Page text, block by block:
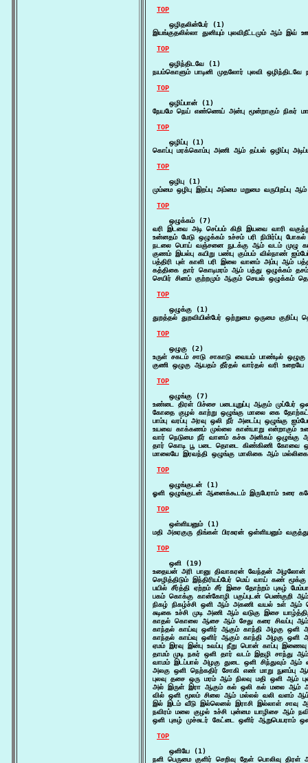
TOP
    ஒழிதலின்பேர் (1)
இயங்குதலில்லா துனியும் புலவிநீட்டமும் ஆம்
TOP
    ஒழிந்திடவே (1)
நயம்கொளும் பாடினி முதலோர் புலவி
TOP
    ஒழிப்பான் (1)
நேயமே நெய் எண்ணெய் அன்பு மூன்றாகும் நிகர்
TOP
    ஒழிப்பு (1)
கொப்பு மரக்கொம்பு அணி ஆம் தப்பல் ஒழிப்பு
TOP
    ஒழிபு (1)
மும்மை ஒழிபு இறப்பு அம்மை மறுமை
TOP
    ஒழுக்கம் (7)
வரி இடவை அடி செப்பம் கிறி இயவை வாரி
உன்னதம் மேடு ஒழுக்கம் உச்சம் பரி நிமிர்ப்பு
நடலை பொய் வஞ்சனை நுடக்கு ஆம் வடம் முழு
குணம் இயல்பு கயிறு பண்பு கும்பம் வில்நாண்
பத்திரி புள் காளி பரி இலை வானம் அம்பு ஆம்
கத்திகை தார் கொடிமரம் ஆம் பத்து ஒழுக்கம்
செயிர் சினம் குற்றமும் ஆகும் செயல்
TOP
    ஒழுக்கு (1)
துறத்தல் துறவியின்பேர் ஒற்றுமை ஒருமை
TOP
    ஒழுகு (2)
உருள் சகடம் சாடு சாகாடு வையம் பாண்டில்
குணி ஒழுகு ஆயதம் தீர்தல் வார்தல் வரி உறையே
TOP
    ஒழுங்கு (7)
உண்டை திரள் பிச்சை படையுறுப்பு ஆகும்
கோதை குழல் காற்று ஒழுங்கு மாலை கை
பாம்பு வரப்பு அரவு ஒலி நீர் அடைப்பு ஒழுங்கு
உயவை காக்கணம் முல்லை கான்யாறு என்றாகும்
வார் நெடுமை நீர் வானம் கச்சு அனிகம்
தார் கொடி பூ படை தொடை கிண்கிணி கோவை
மாலையே இரவந்தி ஒழுங்கு மாலிகை ஆம்
TOP
    ஒழுங்குடன் (1)
ஓளி ஒழுங்குடன் ஆனைக்கூடம் இருபேராம் உரை
TOP
    ஒள்ளியனும் (1)
மதி அசுரகுரு திங்கள் பிரசுரன் ஒள்ளியனும்
TOP
    ஒளி (19)
உதையன் அரி பானு திவாகரன் வேந்தன்
செழித்திடும் இந்திரியப்பேர் மெய் வாய் கண்
பயில் சீர்த்தி ஏற்றம் சீர் இசை தோற்றம் புகழ்
பகம் கொக்கு கான்கோழி பகுப்புடன் பெண்குறி
நிகழ் நிகழ்ச்சி ஒளி ஆம் அகணி வயல் உள் ஆம்
சுடிகை உச்சி முடி அணி ஆம் வடுகு இசை
காதல் கொலை ஆசை ஆம் சேது கரை சிவப்பு ஆம்
காந்தல் காய்வு ஒளிர் ஆகும் காந்தி அழகு
காந்தல் காய்வு ஒளிர் ஆகும் காந்தி அழகு
ஏமம் இரவு இன்பு உவப்பு நீறு பொன் காப்பு
தாமம் முடி நகர் ஒளி தார் வடம் இதழி சாந்து
வாமம் இடப்பால் அழகு துடை ஒளி சிந்துவும்
அலகு ஒளி நெற்கதிர் சோகி எண் மாறு
புலவு தசை ஒரு மரம் ஆம் நிலவு மதி ஒளி ஆம்
அல் இருள் இரா ஆகும் கல் ஒலி கல் மலை ஆம்
வில் ஒளி மூலம் சிலை ஆம் மல்லல் வலி வளம்
இல் இடம் வீடு இல்லெனல் இராசி இல்லாள்
நவிரம் மலை குழல் உச்சி புன்மை யாழிசை
ஒளி புகழ் முச்சுடர் கேட்டை ஒளிர்
TOP
    ஒளியே (1)
நளி பெருமை குளிர் செறிவு தேள் பொலிவு